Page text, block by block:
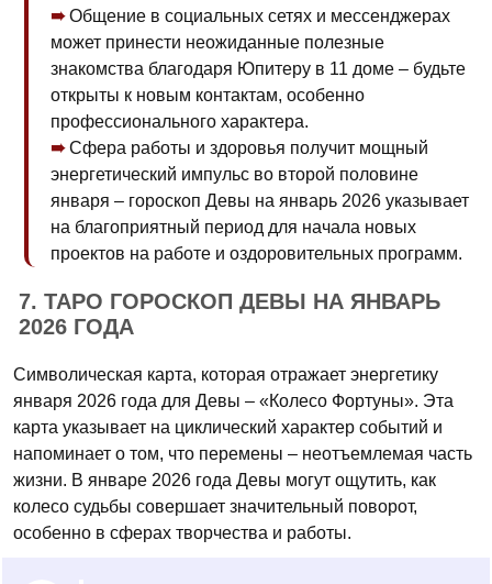
Общение в социальных сетях и мессенджерах
может принести неожиданные полезные
знакомства благодаря Юпитеру в 11 доме – будьте
открыты к новым контактам, особенно
профессионального характера.
Сфера работы и здоровья получит мощный
энергетический импульс во второй половине
января – гороскоп Девы на январь 2026 указывает
на благоприятный период для начала новых
проектов на работе и оздоровительных программ.
7. ТАРО ГОРОСКОП ДЕВЫ НА ЯНВАРЬ
2026 ГОДА
Символическая карта, которая отражает энергетику
января 2026 года для Девы – «Колесо Фортуны». Эта
карта указывает на циклический характер событий и
напоминает о том, что перемены – неотъемлемая часть
жизни. В январе 2026 года Девы могут ощутить, как
колесо судьбы совершает значительный поворот,
особенно в сферах творчества и работы.